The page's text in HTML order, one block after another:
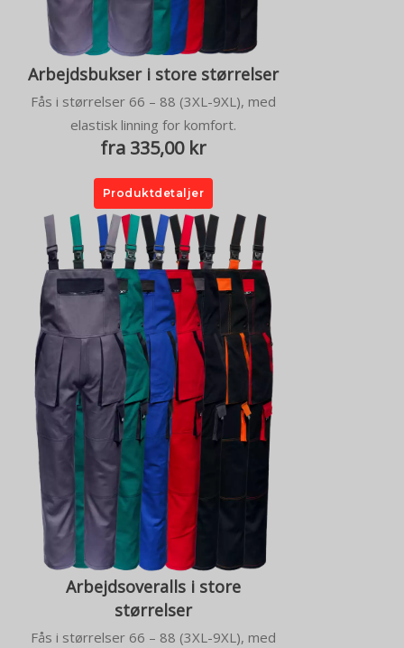
Arbejdsbukser i store størrelser
Fås i størrelser 66 – 88 (3XL-9XL), med
elastisk linning for komfort.
fra 335,00 kr
Produktdetaljer
Arbejdsoveralls i store
størrelser
Fås i størrelser 66 – 88 (3XL-9XL), med